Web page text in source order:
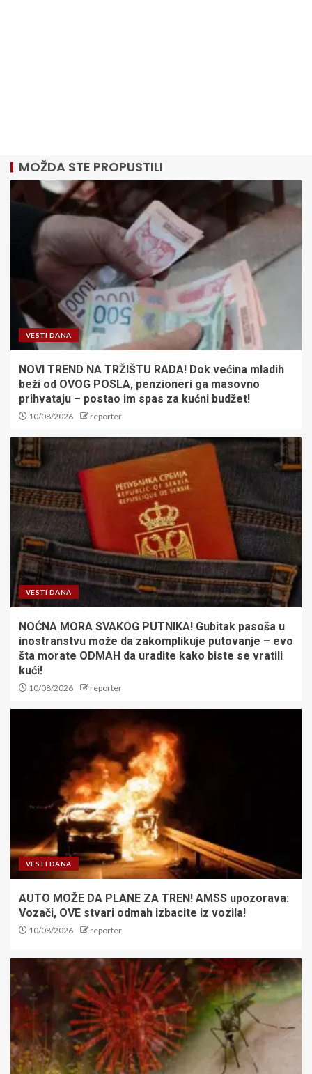
MOŽDA STE PROPUSTILI
VESTI DANA
NOVI TREND NA TRŽIŠTU RADA! Dok većina mladih
beži od OVOG POSLA, penzioneri ga masovno
prihvataju – postao im spas za kućni budžet!
10/08/2026 reporter
VESTI DANA
NOĆNA MORA SVAKOG PUTNIKA! Gubitak pasoša u
inostranstvu može da zakomplikuje putovanje – evo
šta morate ODMAH da uradite kako biste se vratili
kući!
10/08/2026 reporter
VESTI DANA
AUTO MOŽE DA PLANE ZA TREN! AMSS upozorava:
Vozači, OVE stvari odmah izbacite iz vozila!
10/08/2026 reporter